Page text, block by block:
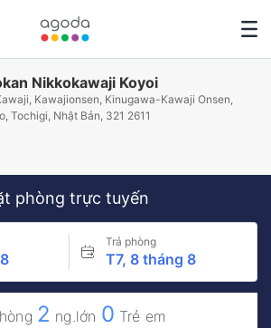
Nikkokawaji Koyoi
Kawajionsen, Kinugawa-Kawaji Onsen,
Tochigi, Nhật Bản, 321 2611
phòng trực tuyến
Trả phòng
T7, 8 tháng 8
2 ng.lớn 0 Trẻ em